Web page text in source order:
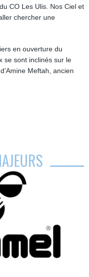
CO Les Ulis. Nos Ciel et
chercher une
en ouverture du
se sont inclinés sur le
Meftah, ancien